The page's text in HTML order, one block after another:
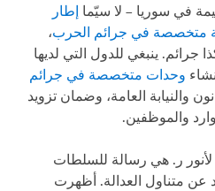
في سوريا – لا سيّما إطار
متخصصة في جرائم الحرب،
ينبغي للدول التي لديها
وحدات متخصصة في جرائم
والنيابة العامة، وضمان تزويد
والموظفين.
لأنور ر. هي رسالة للسلطات
عن متناول العدالة. أظهرت